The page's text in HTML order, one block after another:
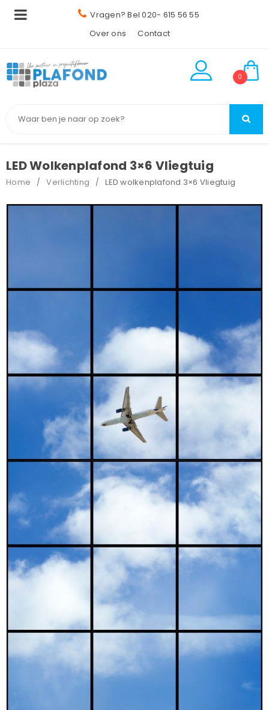
Vragen? Bel 020- 615 56 55
Over ons
Contact
0
LED Wolkenplafond 3×6 Vliegtuig
Home / Verlichting / LED wolkenplafond 3×6 Vliegtuig